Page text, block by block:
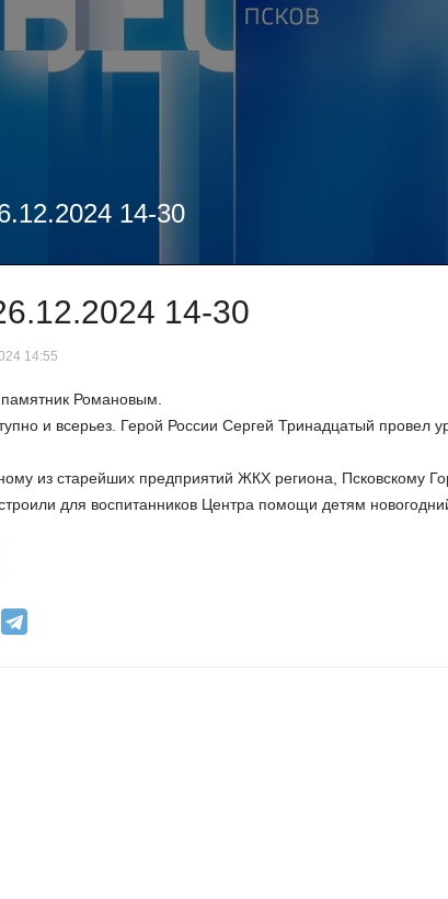
14-30
14-30
14:55
Романовым.
и всерьез. Герой России Сергей Тринадцатый провел
из старейших предприятий ЖКХ региона, Псковскому
для воспитанников Центра помощи детям